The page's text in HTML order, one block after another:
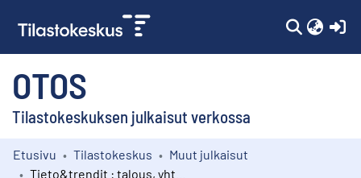
OTOS
Tilastokeskuksen julkaisut verkossa
Kokoelmat
Etusivu Tilastokeskus
Muut julkaisut